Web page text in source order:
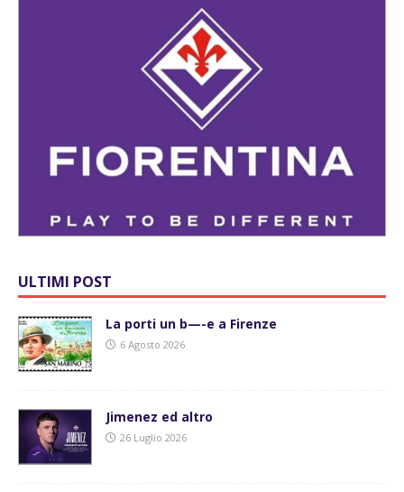
ULTIMI POST
La porti un b—-e a Firenze
6 Agosto 2026
Jimenez ed altro
26 Luglio 2026